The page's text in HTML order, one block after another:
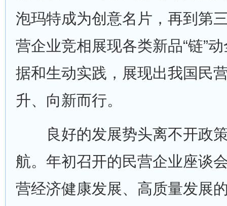
泡玛特成为创意名片，再到第
营企业竞相展现各类新品“链”
据和生动实践，展现出我国民
升、向新而行。
良好的发展势头离不开政策
航。年初召开的民营企业座谈
营经济健康发展、高质量发展